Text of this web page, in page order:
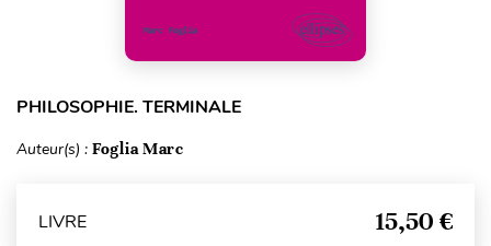
PHILOSOPHIE. TERMINALE
Auteur(s) : Foglia Marc
LIVRE 15,50 €